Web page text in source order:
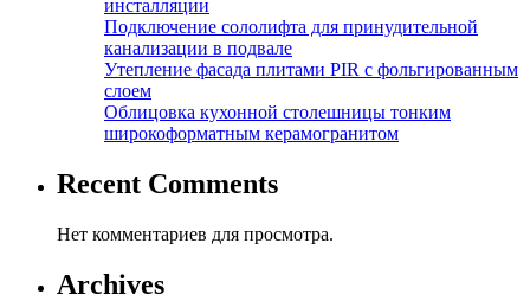
инсталляции
Подключение сололифта для принудительной
канализации в подвале
Утепление фасада плитами PIR с фольгированным
слоем
Облицовка кухонной столешницы тонким
широкоформатным керамогранитом
Recent Comments
Нет комментариев для просмотра.
Archives